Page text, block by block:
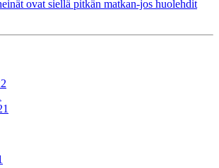
ovat siellä pitkän matkan-jos huolehdit